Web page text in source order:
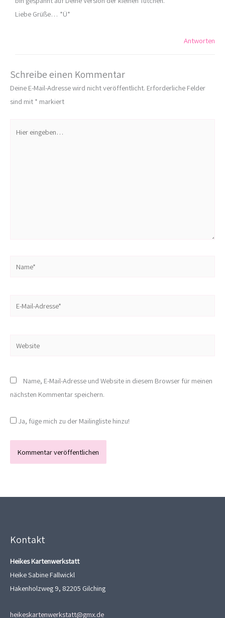
Liebe Grüße… *Ü*
Antworten
Schreibe einen Kommentar
Deine E-Mail-Adresse wird nicht veröffentlicht. Erforderliche Felder
sind mit * markiert
eingeben…
Name, E-Mail-Adresse und Website in diesem Browser für meinen
nächsten Kommentar speichern.
Ja, füge mich zu der Mailingliste hinzu!
Kontakt
Heikes Kartenwerkstatt
Heike Sabine Fallwickl
Hakenholzweg 9, 82205 Gilching
heikeskartenwerkstatt@gmx.de